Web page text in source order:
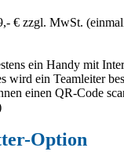
€ zzgl. MwSt.
ein Handy mit
wird ein Teamleiter
einen QR-Code
Option